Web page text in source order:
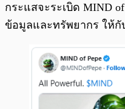
กระแสจะระเบิด MIND
ข้อมูลและทรัพยากร ให้